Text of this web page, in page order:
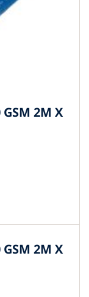
GSM 2M X
GSM 2M X